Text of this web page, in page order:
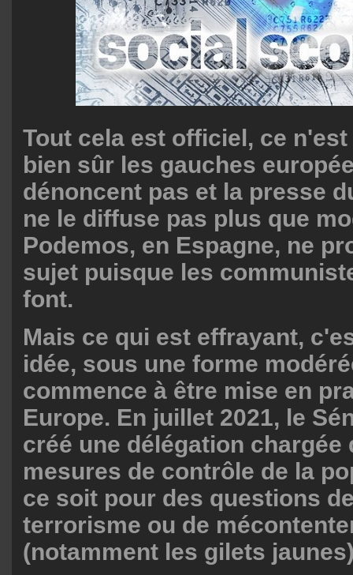
Tout cela est officiel, ce
bien sûr les gauches
dénoncent pas et la presse
ne le diffuse pas plus que
Podemos, en Espagne, ne
sujet puisque les
font.
Mais ce qui est effrayant,
idée, sous une forme
commence à être mise en
Europe. En juillet 2021, le
créé une délégation chargée
mesures de contrôle de la
ce soit pour des questions
terrorisme ou de
(notamment les gilets